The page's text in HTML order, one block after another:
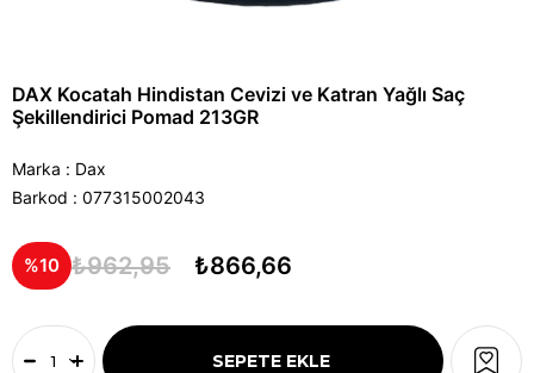
DAX Kocatah Hindistan Cevizi ve Katran Yağlı Saç
Şekillendirici Pomad 213GR
Marka : Dax
Barkod : 077315002043
10 ₺962,95 ₺866,66